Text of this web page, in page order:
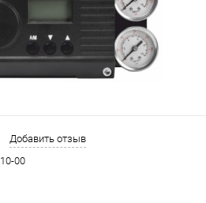
Добавить отзыв
00